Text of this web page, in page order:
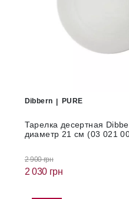
Dibbern PURE
Тарелка десертная
диаметр 21 см (03 021
2 900 грн
2 030 грн